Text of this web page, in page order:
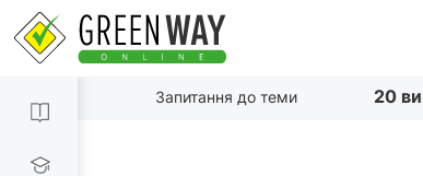
Запитання до теми 20